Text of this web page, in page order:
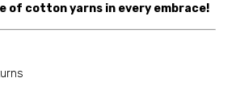
of cotton yarns in every embrace!